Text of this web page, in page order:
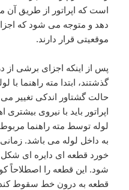
است که اپراتور از طریق
دهد و متوجه می شود که
موقعیتی قرار دارند.
پس از اینکه اجزای برشی
گذشتند، ابتدا مته راهنما با
حالت گشتاور اندکی تغییر می
اپراتور باید با نیروی
لوله توسط مته راهنما
به داخل لوله می باشد.
خورد قطعه ای دایره ای شکل
شود. این قطعه را اصطلاحاً
قطعه به درون خط سقوط